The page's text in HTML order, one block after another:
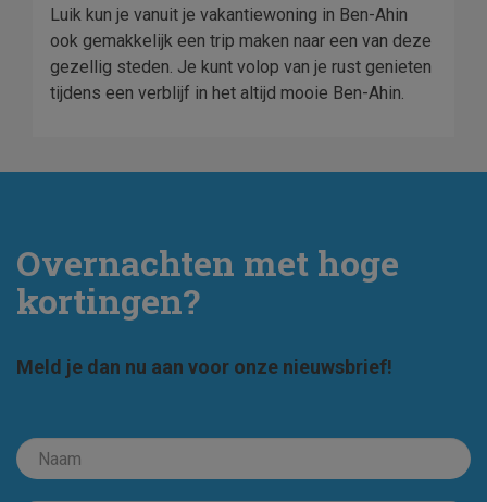
Luik kun je vanuit je vakantiewoning in Ben-Ahin
ook gemakkelijk een trip maken naar een van deze
gezellig steden. Je kunt volop van je rust genieten
tijdens een verblijf in het altijd mooie Ben-Ahin.
Overnachten met hoge
kortingen?
Meld je dan nu aan voor onze nieuwsbrief!